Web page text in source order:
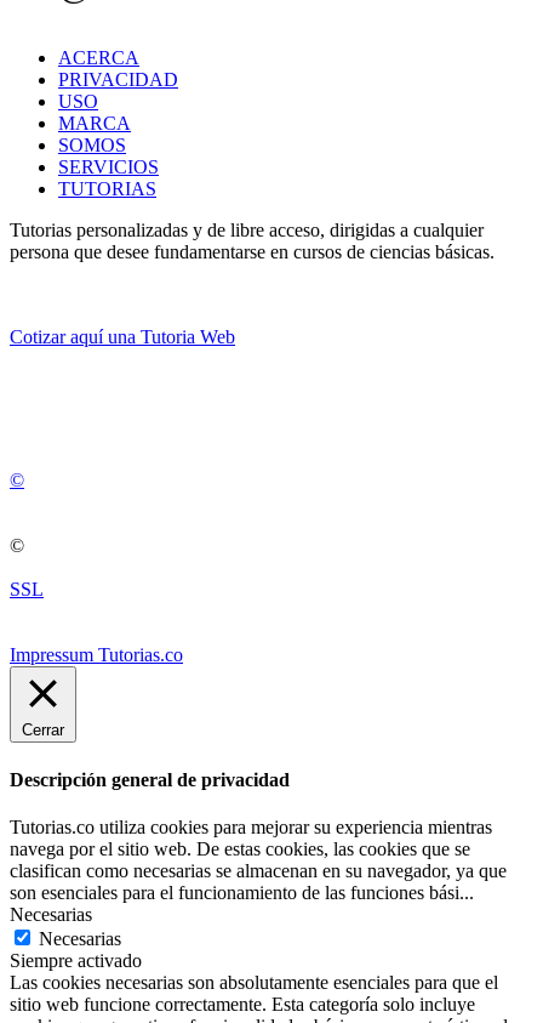
ACERCA
PRIVACIDAD
USO
MARCA
SOMOS
SERVICIOS
TUTORIAS
Tutorias personalizadas y de libre acceso, dirigidas a cualquier
persona que desee fundamentarse en cursos de ciencias básicas.
Cotizar aquí una Tutoria Web
©
©
SSL
Impressum Tutorias.co
Cerrar
Descripción general de privacidad
Tutorias.co utiliza cookies para mejorar su experiencia mientras
navega por el sitio web. De estas cookies, las cookies que se
clasifican como necesarias se almacenan en su navegador, ya que
son esenciales para el funcionamiento de las funciones bási...
Necesarias
Necesarias
Siempre activado
Las cookies necesarias son absolutamente esenciales para que el
sitio web funcione correctamente. Esta categoría solo incluye